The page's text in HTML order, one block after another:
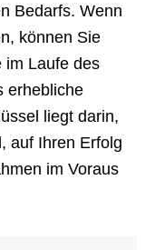
Bedarfs. Wenn
können Sie
im Laufe des
erhebliche
liegt darin,
auf Ihren Erfolg
im Voraus